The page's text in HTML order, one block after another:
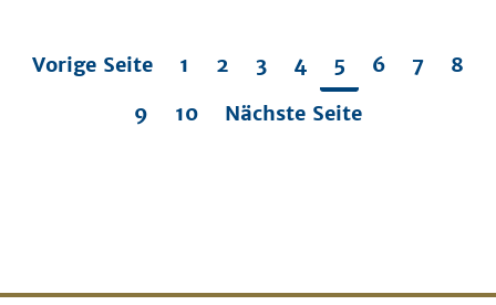
Vorige Seite 1 2 3 4 5 6 7
8
9
10 Nächste Seite